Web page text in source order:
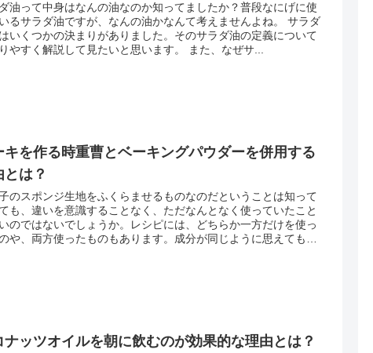
油って中身はなんの油なのか知ってましたか？普段なにげに使
るサラダ油ですが、なんの油かなんて考えませんよね。 サラダ
いくつかの決まりがありました。そのサラダ油の定義について
やすく解説して見たいと思います。 また、なぜサ...
キを作る時重曹とベーキングパウダーを併用する
とは？
のスポンジ生地をふくらませるものなのだということは知って
も、違いを意識することなく、ただなんとなく使っていたこと
のではないでしょうか。レシピには、どちらか一方だけを使っ
や、両方使ったものもあります。成分が同じように思えても少
ナッツオイルを朝に飲むのが効果的な理由とは？